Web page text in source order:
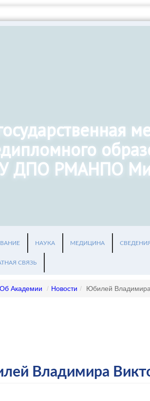
ДПО РМАНПО
НАУКА МЕДИЦИНА
СВЯЗЬ
Об Академии / Новости / Юбилей
Владимира